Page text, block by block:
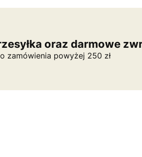
oraz darmowe
zamówienia powyżej 250 zł